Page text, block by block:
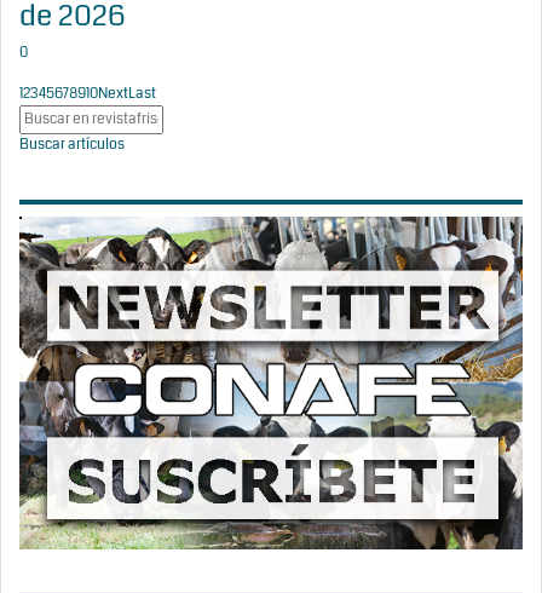
de 2026
0
12345678910NextLast
Buscar artículos